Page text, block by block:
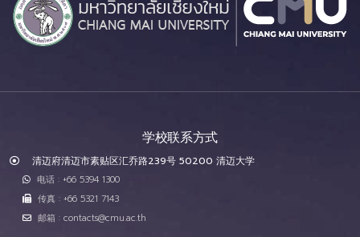
学校联系方式
清迈府清迈市素贴区汇乔路239号 50200 清迈大学
电话 : +66 5394 1300
传真 : +66 5321 7143
邮箱 : contacts@cmu.ac.th